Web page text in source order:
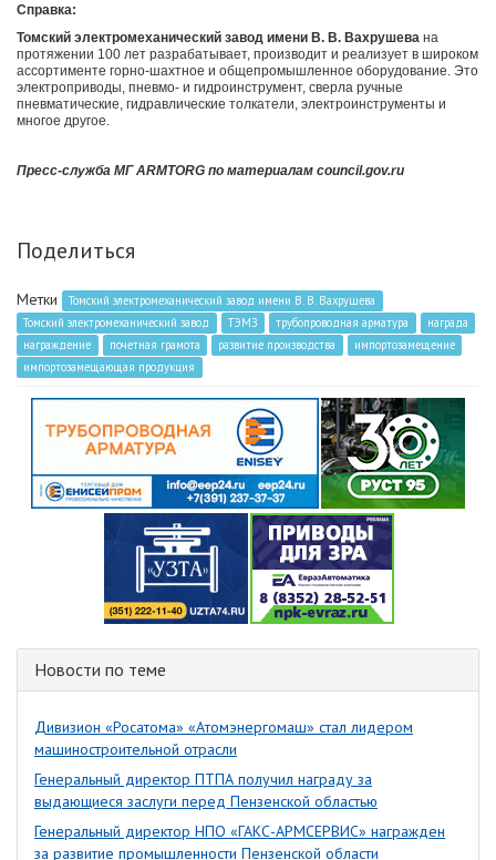
Справка:
Томский электромеханический завод имени В. В. Вахрушева на
протяжении 100 лет разрабатывает, производит и реализует в широком
ассортименте горно-шахтное и общепромышленное оборудование. Это
электроприводы, пневмо- и гидроинструмент, сверла ручные
пневматические, гидравлические толкатели, электроинструменты и
многое другое.
Пресс-служба МГ ARMTORG по материалам council.gov.ru
Поделиться
Метки
Томский электромеханический завод имени В. В. Вахрушева
Томский электромеханический завод
ТЭМЗ трубопроводная арматура
награда
награждение
почетная грамота развитие производства
импортозамещение
импортозамещающая продукция
Новости по теме
Дивизион «Росатома» «Атомэнергомаш» стал лидером
машиностроительной отрасли
Генеральный директор ПТПА получил награду за
выдающиеся заслуги перед Пензенской областью
Генеральный директор НПО «ГАКС-АРМСЕРВИС» награжден
за развитие промышленности Пензенской области